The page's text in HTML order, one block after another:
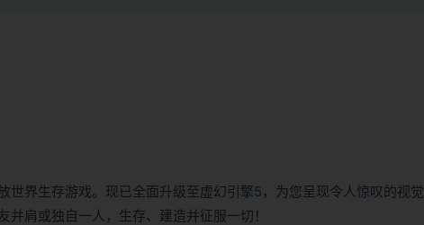
界生存游戏。现已全面升级至虚幻引擎5，为您呈现令人惊叹的视觉
肩或独自一人，生存、建造并征服一切！